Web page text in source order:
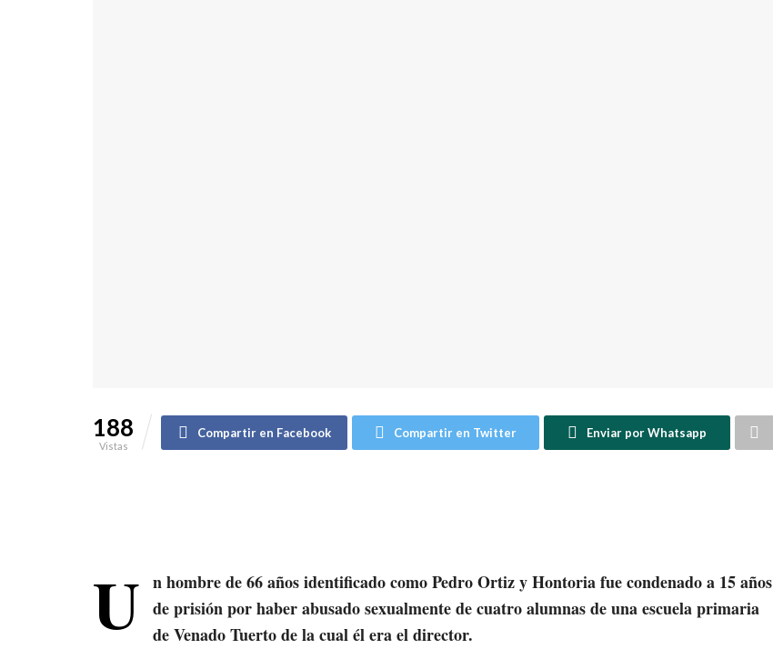
188
Vistas
Compartir en Facebook Compartir en Twitter Enviar por Whatsapp
U n hombre de 66 años identificado como Pedro Ortiz y Hontoria fue condenado a 15 años
de prisión por haber abusado sexualmente de cuatro alumnas de una escuela primaria
de Venado Tuerto de la cual él era el director.